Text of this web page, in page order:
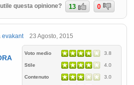
questa opinione? 13 0
evakant 23 Agosto, 2015
Voto medio 3.8
Stile 4.0
Contenuto 3.0